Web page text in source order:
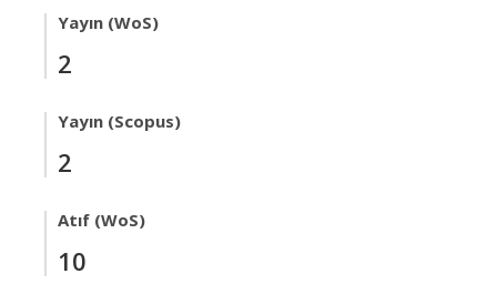
Yayın (WoS)
2
Yayın (Scopus)
2
Atıf (WoS)
10